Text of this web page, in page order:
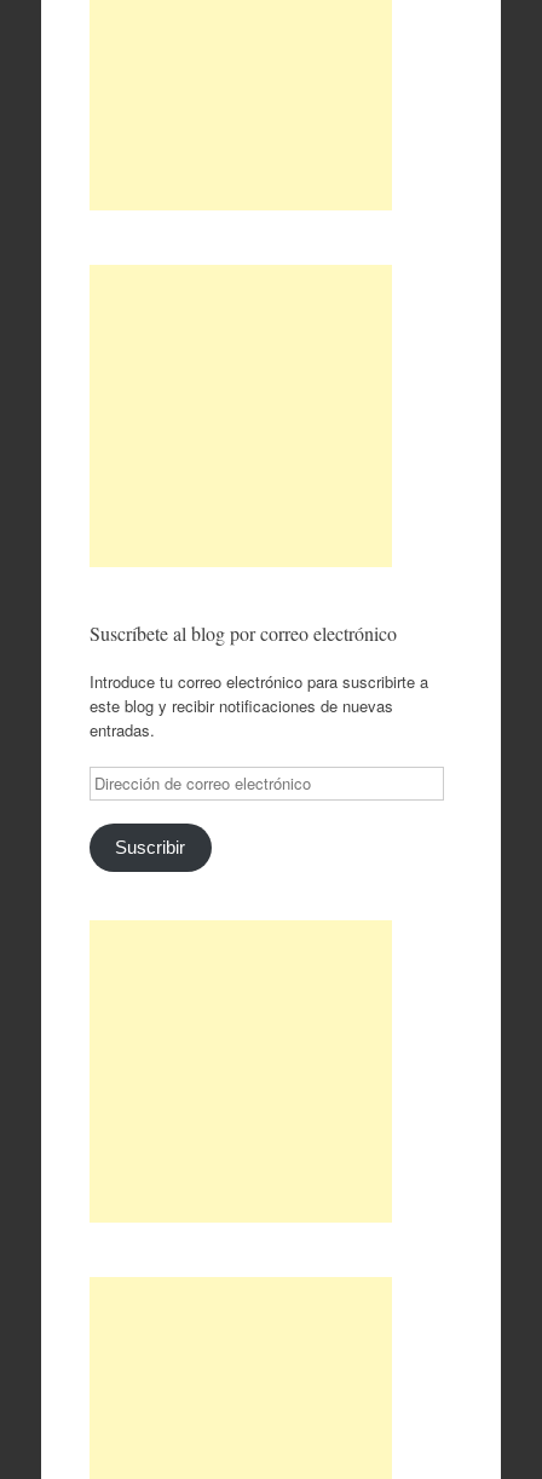
Suscríbete al blog por correo electrónico
Introduce tu correo electrónico para suscribirte a
este blog y recibir notificaciones de nuevas
entradas.
Dirección
de
correo
electrónico
Suscribir